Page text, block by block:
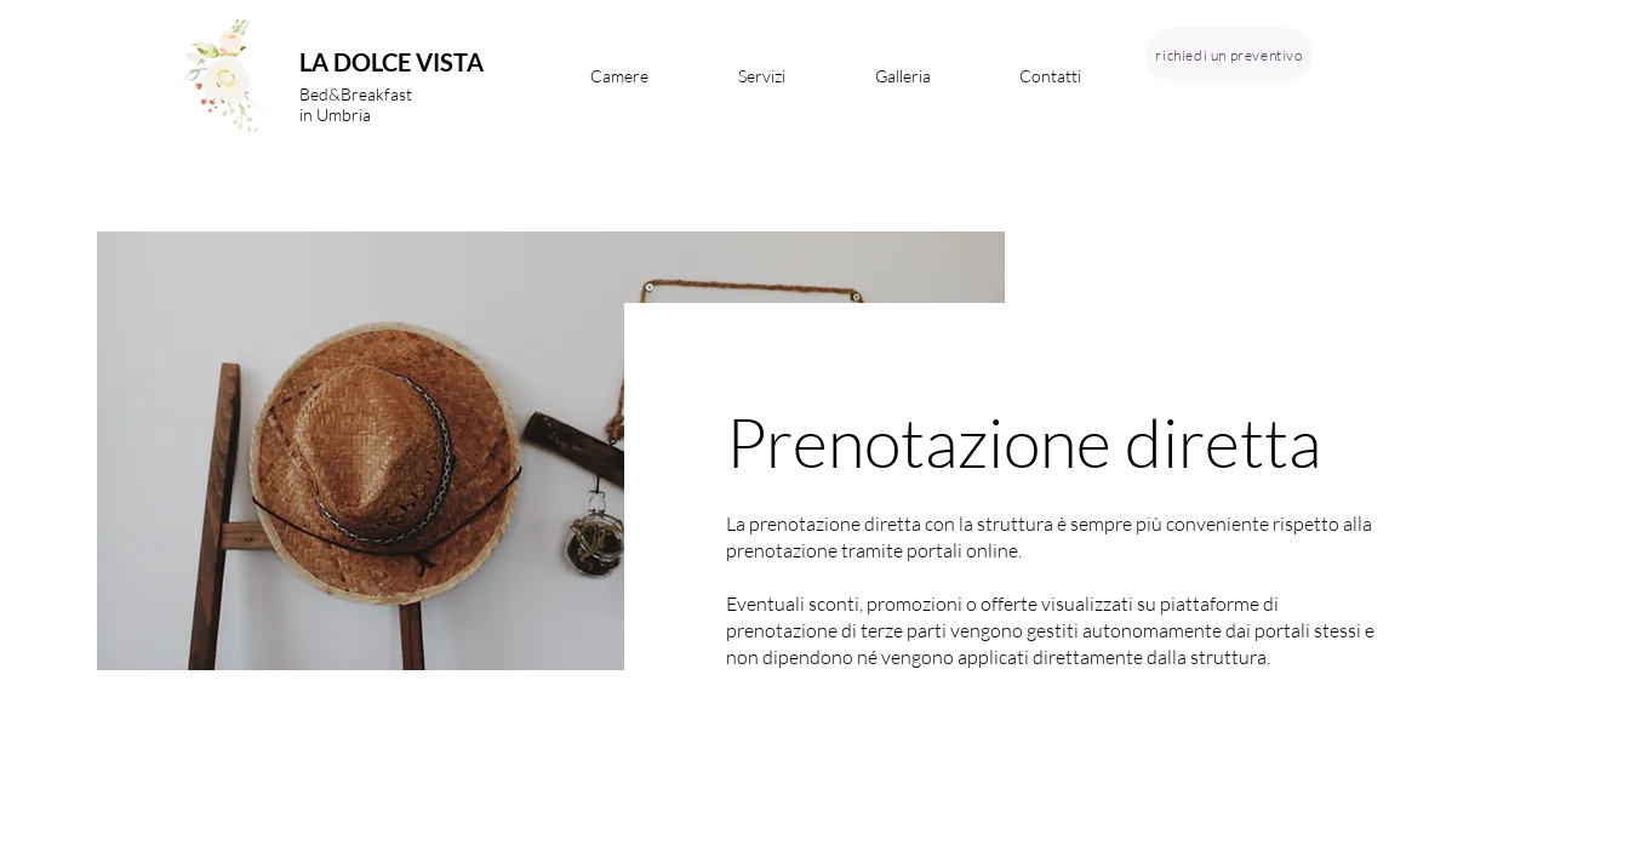
Camere Servizi Galleria Contatti
richiedi un preventivo
LA DOLCE VISTA
Bed&Breakfast
in Umbria
Prenotazione diretta
La prenotazione diretta con la struttura è sempre più conveniente rispetto alla
prenotazione tramite portali online.
Eventuali sconti, promozioni o offerte visualizzati su piattaforme di
prenotazione di terze parti vengono gestiti autonomamente dai portali stessi e
non dipendono né vengono applicati direttamente dalla struttura.